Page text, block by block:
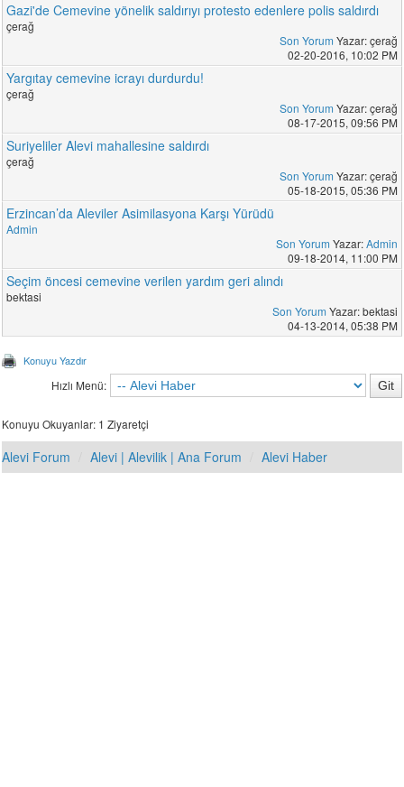
Gazi'de Cemevine yönelik saldırıyı protesto edenlere polis saldırdı
çerağ
Son Yorum Yazar: çerağ
02-20-2016, 10:02 PM
Yargıtay cemevine icrayı durdurdu!
çerağ
Son Yorum Yazar: çerağ
08-17-2015, 09:56 PM
Suriyeliler Alevi mahallesine saldırdı
çerağ
Son Yorum Yazar: çerağ
05-18-2015, 05:36 PM
Erzincan’da Aleviler Asimilasyona Karşı Yürüdü
Admin
Son Yorum Yazar:Admin
09-18-2014, 11:00 PM
Seçim öncesi cemevine verilen yardım geri alındı
bektasi
Son Yorum Yazar: bektasi
04-13-2014, 05:38 PM
Konuyu Yazdır
Hızlı Menü:
Konuyu Okuyanlar: 1 Ziyaretçi
Alevi Forum Alevi | Alevilik | Ana Forum Alevi Haber